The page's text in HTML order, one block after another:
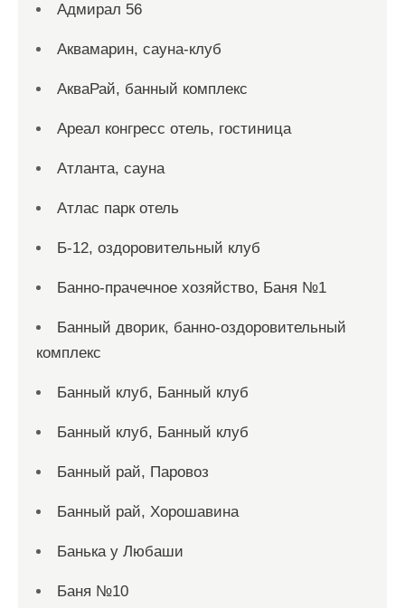
Адмирал 56
Аквамарин, сауна-клуб
АкваРай, банный комплекс
Ареал конгресс отель, гостиница
Атланта, сауна
Атлас парк отель
Б-12, оздоровительный клуб
Банно-прачечное хозяйство, Баня №1
Банный дворик, банно-оздоровительный
комплекс
Банный клуб, Банный клуб
Банный клуб, Банный клуб
Банный рай, Паровоз
Банный рай, Хорошавина
Банька у Любаши
Баня №10